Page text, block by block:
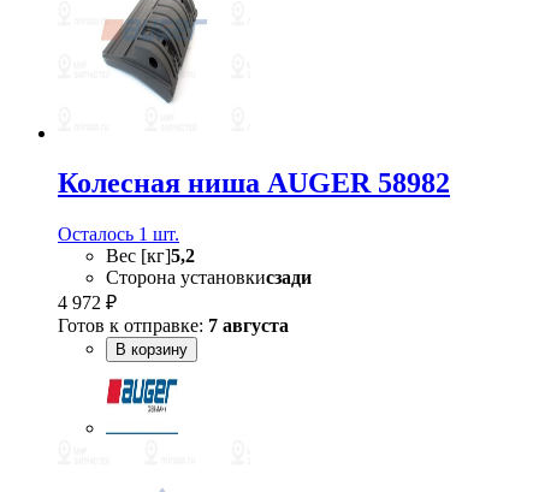
Колесная ниша AUGER 58982
Осталось 1 шт.
Вес [кг]5,2
Сторона установкисзади
4 972 ₽
Готов к отправке: 7 августа
В корзину